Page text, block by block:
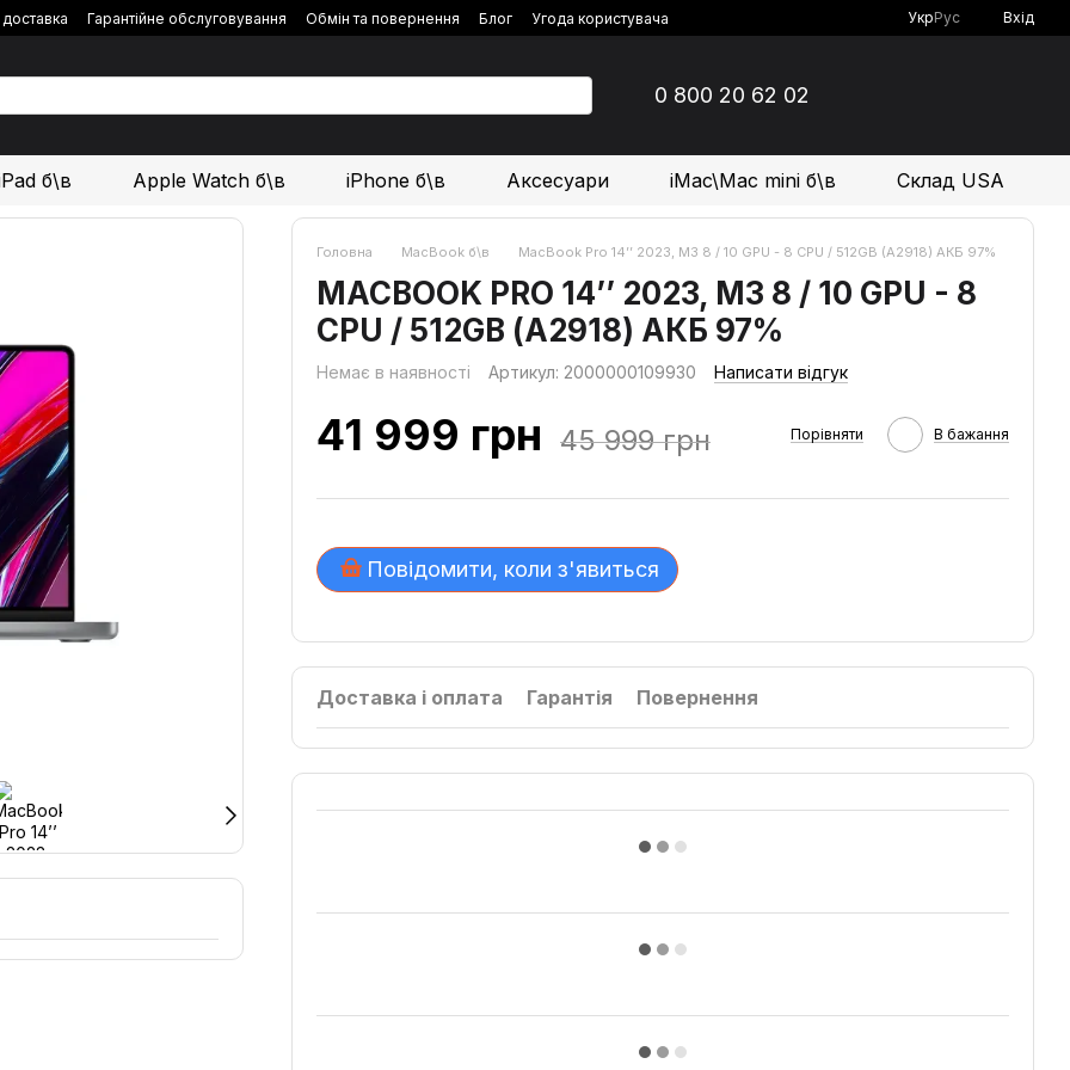
Гарантійне обслуговування Обмін та повернення Блог Угода користувача УкрРус Вхід
0 800 20 62 02
б\в Apple Watch б\в iPhone б\в Аксесуари iMac\Mac mini б\в Склад USA
Головна MacBook б\в MacBook Pro 14’’ 2023, M3 8 / 10 GPU - 8 CPU / 512GB (А2918) АКБ 97%
MACBOOK PRO 14’’ 2023, M3 8 / 10 GPU - 8
CPU / 512GB (А2918) АКБ 97%
Немає в наявності Артикул: 2000000109930 Написати відгук
41 999 грн 45 999 грн Порівняти В бажання
Повідомити, коли з'явиться
Доставка і оплата Гарантія Повернення